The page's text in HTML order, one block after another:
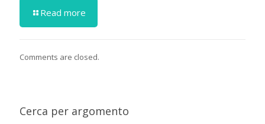
Read more
Comments are closed.
Cerca per argomento